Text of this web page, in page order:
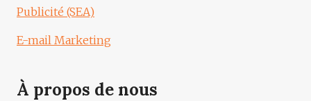
Publicité (SEA)
E-mail Marketing
À propos de nous